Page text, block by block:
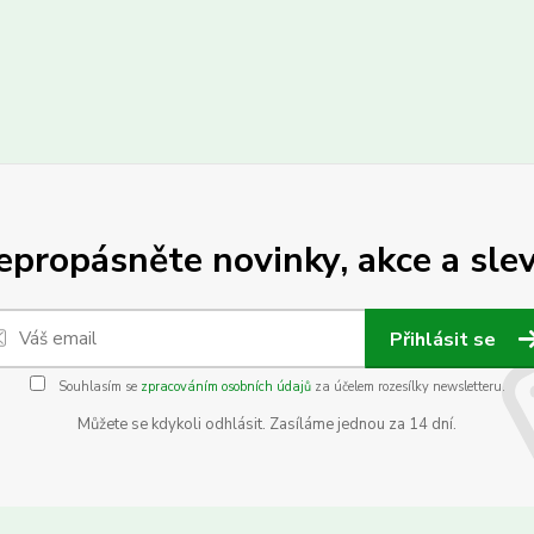
novinky, akce a
Přihlásit se
Souhlasím se zpracováním osobních údajůza účelem rozesílky newsletteru.
Můžete se kdykoli odhlásit. Zasíláme jednou za 14 dní.